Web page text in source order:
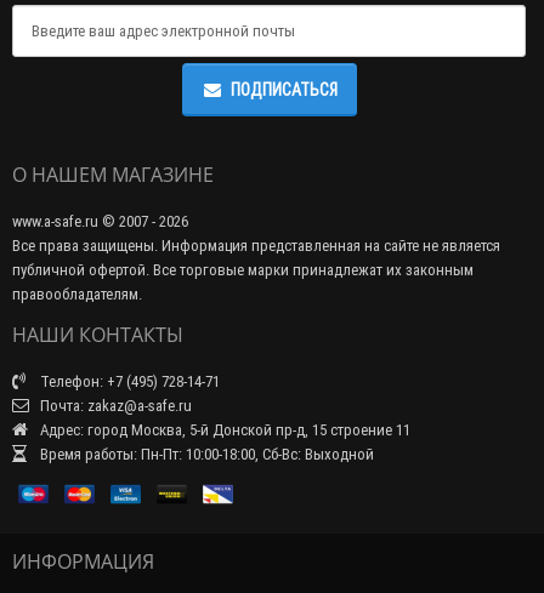
ПОДПИСАТЬСЯ
О НАШЕМ МАГАЗИНЕ
www.a-safe.ru © 2007 - 2026
Все права защищены. Информация представленная на сайте не является
публичной офертой. Все торговые марки принадлежат их законным
правообладателям.
НАШИ КОНТАКТЫ
Телефон: +7 (495) 728-14-71
Почта: zakaz@a-safe.ru
Адрес: город Москва, 5-й Донской пр-д, 15 строение 11
Время работы: Пн-Пт: 10:00-18:00, Сб-Вс: Выходной
ИНФОРМАЦИЯ